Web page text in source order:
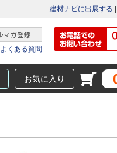
建材ナビに出展する
よくある質問
お気に入り